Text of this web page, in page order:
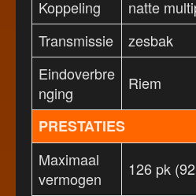
Koppeling
natte
Transmissie
zesbak
Eindoverbre
nging
Riem
PRESTATIES
Maximaal
vermogen
126 pk